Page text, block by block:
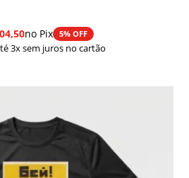
no Pix 5% OFF
3x sem juros no cartão